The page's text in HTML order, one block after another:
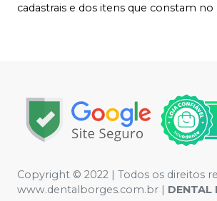
cadastrais e dos itens que constam no
Copyright © 2022 | Todos os direitos
www.dentalborges.com.br | DENTAL